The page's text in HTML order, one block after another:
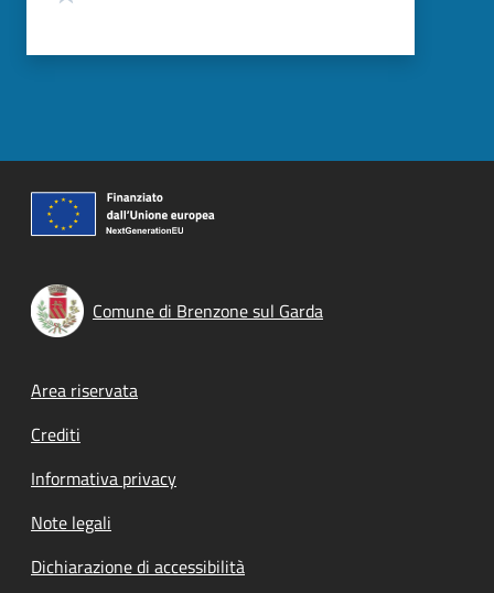
Comune di Brenzone sul Garda
Footer menu
Area riservata
Crediti
Informativa privacy
Note legali
Dichiarazione di accessibilità